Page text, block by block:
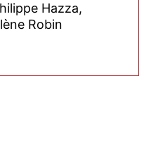
Hazza,
Hélène Robin